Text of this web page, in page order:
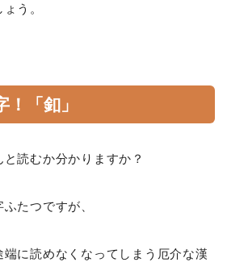
う。
「釦」
と読むか分かりますか？
たつですが、
に読めなくなってしまう厄介な漢